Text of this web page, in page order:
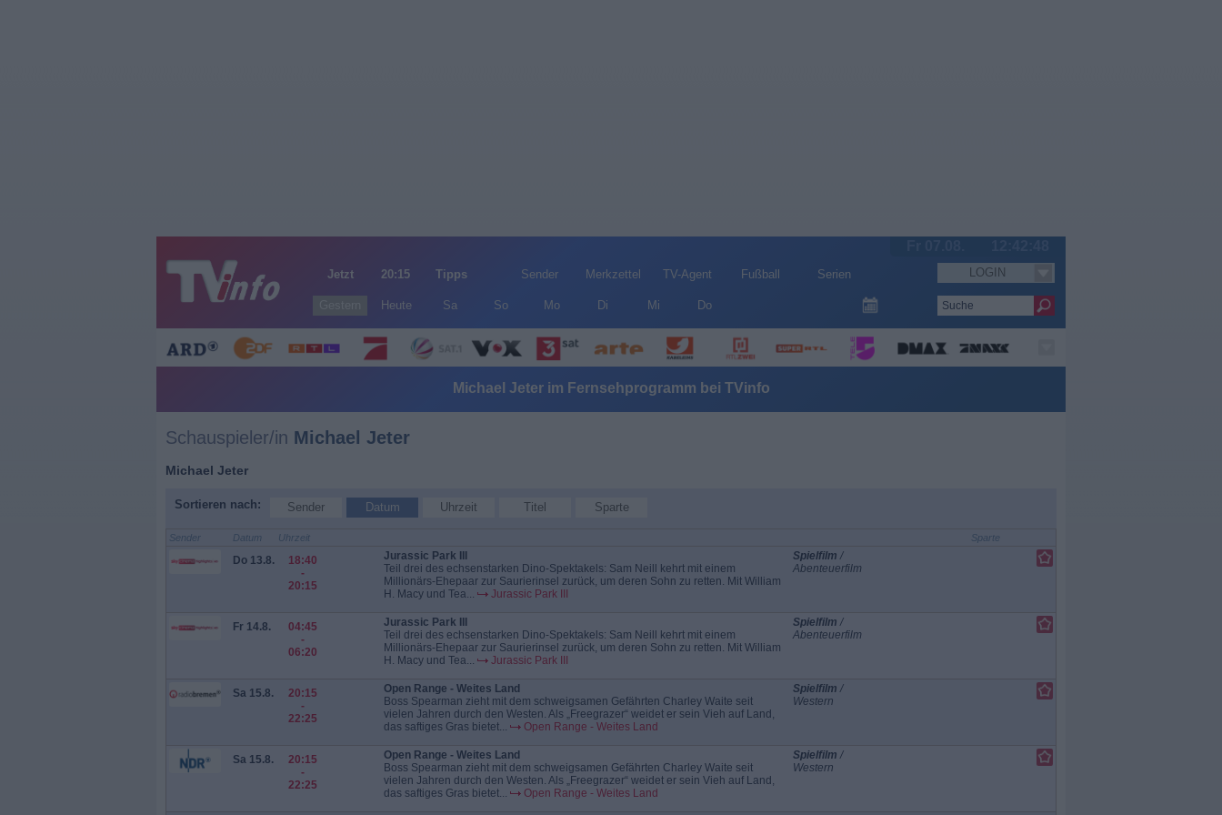
Jetzt 20:15 Tipps Sender Merkzettel TV-Agent Fußball Serien
Heute Sa So Mo Di Mi Do
LOGIN
Michael Jeter im Fernsehprogramm bei TVinfo
Schauspieler/in Michael Jeter
Michael Jeter
Sortieren nach: Sender Datum Uhrzeit Titel Sparte
Sender Datum Uhrzeit Sparte
Do 13.8.
18:40
-
20:15
Jurassic Park III
Teil drei des echsenstarken Dino-Spektakels: Sam Neill kehrt mit einem
Millionärs-Ehepaar zur Saurierinsel zurück, um deren Sohn zu retten. Mit William
H. Macy und Tea...
Jurassic Park III
Spielfilm /
Abenteuerfilm
Fr 14.8.
04:45
-
06:20
Jurassic Park III
Teil drei des echsenstarken Dino-Spektakels: Sam Neill kehrt mit einem
Millionärs-Ehepaar zur Saurierinsel zurück, um deren Sohn zu retten. Mit William
H. Macy und Tea...
Jurassic Park III
Spielfilm /
Abenteuerfilm
Sa 15.8.
20:15
-
22:25
Open Range - Weites Land
Boss Spearman zieht mit dem schweigsamen Gefährten Charley Waite seit
vielen Jahren durch den Westen. Als „Freegrazer“ weidet er sein Vieh auf Land,
das saftiges Gras bietet...
Open Range - Weites Land
Spielfilm /
Western
Sa 15.8.
20:15
-
22:25
Open Range - Weites Land
Boss Spearman zieht mit dem schweigsamen Gefährten Charley Waite seit
vielen Jahren durch den Westen. Als „Freegrazer“ weidet er sein Vieh auf Land,
das saftiges Gras bietet...
Open Range - Weites Land
Spielfilm /
Western